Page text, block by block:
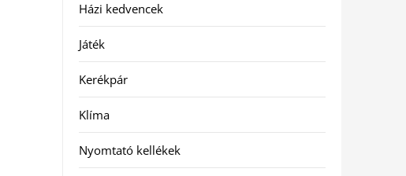
Házi kedvencek
Játék
Kerékpár
Klíma
Nyomtató kellékek